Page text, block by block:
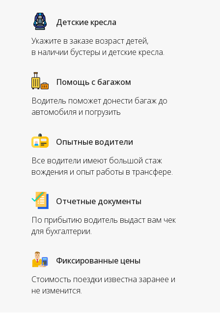
Укажите в заказе возраст детей,
в наличии бустеры и детские кресла.
Водитель поможет донести багаж до
автомобиля и погрузить
Детские кресла
Помощь с багажом
Все водители имеют большой стаж
вождения и опыт работы в трансфере.
По прибытию водитель выдаст вам чек
для бухгалтерии.
Стоимость поездки известна заранее и
не изменится.
Опытные водители
Отчетные документы
Фиксированные цены